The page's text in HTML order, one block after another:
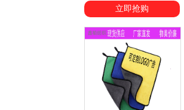
掉毛非鹿皮巾抹布
立即抢购